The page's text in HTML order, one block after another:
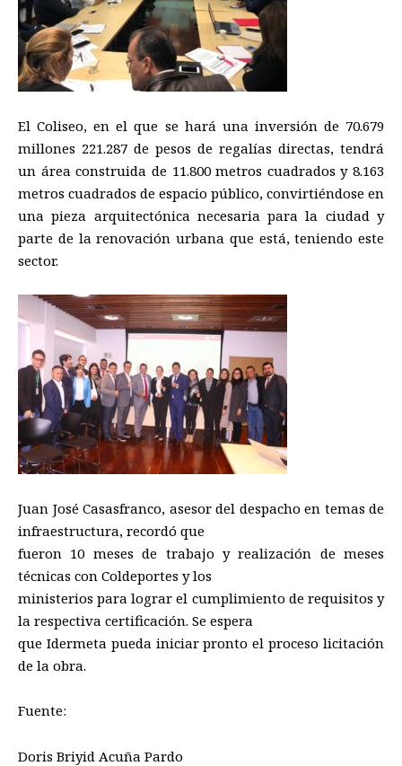
El Coliseo, en el que se hará una inversión de 70.679
millones 221.287 de pesos de regalías directas, tendrá
un área construida de 11.800 metros cuadrados y 8.163
metros cuadrados de espacio público, convirtiéndose en
una pieza arquitectónica necesaria para la ciudad y
parte de la renovación urbana que está, teniendo este
sector.
Juan José Casasfranco, asesor del despacho en temas de
infraestructura, recordó que
fueron 10 meses de trabajo y realización de meses
técnicas con Coldeportes y los
ministerios para lograr el cumplimiento de requisitos y
la respectiva certificación. Se espera
que Idermeta pueda iniciar pronto el proceso licitación
de la obra.
Fuente:
Doris Briyid Acuña Pardo